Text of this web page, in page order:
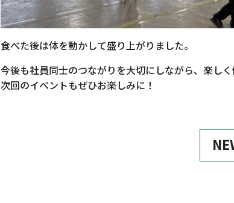
食べた後は体を動かして盛り上がりました。
今後も社員同士のつながりを大切にしながら、楽し
次回のイベントもぜひお楽しみに！